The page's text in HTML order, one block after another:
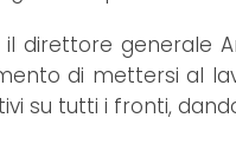
direttore generale
di mettersi al
su tutti i fronti,